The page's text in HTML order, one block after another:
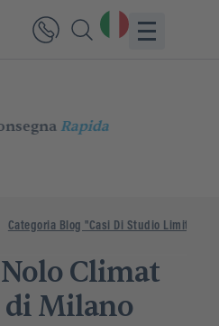
Rapida
Categoria Blog "Casi Di Studio Limitati"
Climat
di Milano